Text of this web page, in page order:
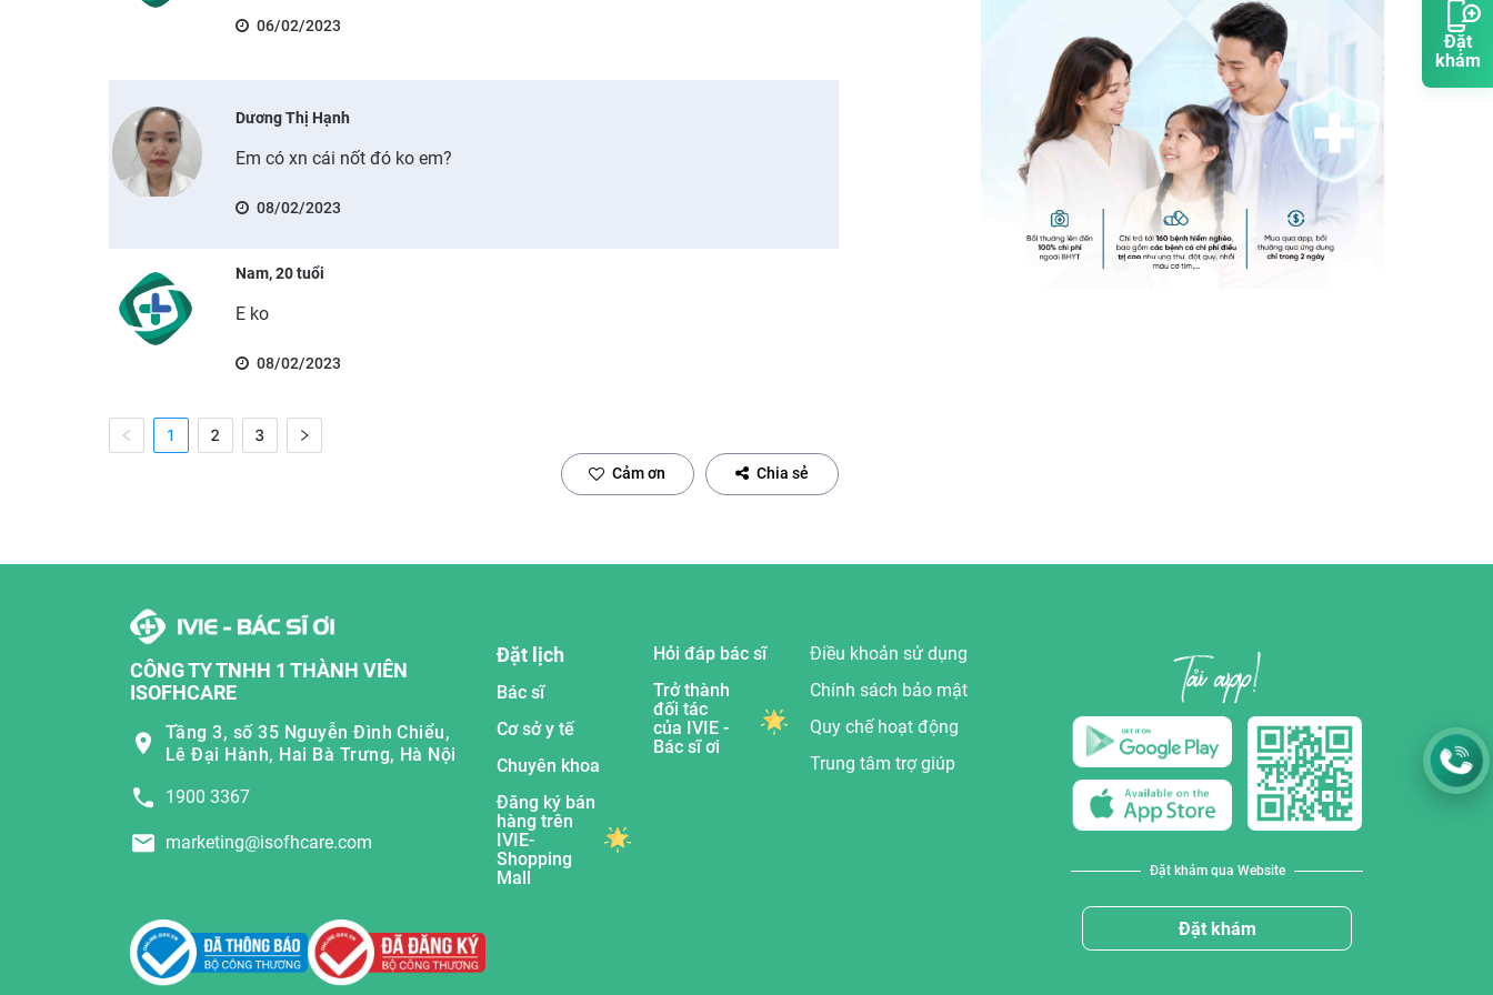
Đặt
khám
06/02/2023
Dương Thị Hạnh
Em có xn cái nốt đó ko em?
08/02/2023
Nam, 20 tuổi
E ko
08/02/2023
1 2 3
Cảm ơn Chia sẻ
CÔNG TY TNHH 1 THÀNH VIÊN
ISOFHCARE
Tầng 3, số 35 Nguyễn Đình Chiểu,
Lê Đại Hành, Hai Bà Trưng, Hà Nội
1900 3367
marketing@isofhcare.com
Đặt lịch
Bác sĩ
Cơ sở y tế
Chuyên khoa
Đăng ký bán
hàng trên
IVIE-
Shopping
Mall
Hỏi đáp bác sĩ
Trở thành
đối tác
của IVIE -
Bác sĩ ơi
Điều khoản sử dụng
Chính sách bảo mật
Quy chế hoạt động
Trung tâm trợ giúp
Đặt khám qua Website
Đặt khám